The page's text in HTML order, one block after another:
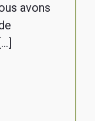
avons